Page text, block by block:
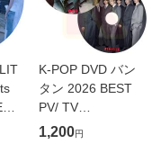
K-POP DVD バン
タン 2026 BEST
PV/ TV
COLLECTION 2枚
1,200円